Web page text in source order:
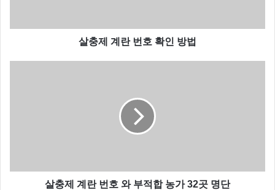
살충제 계란 번호 확인 방법
살충제 계란 번호 와 부적합 농가 32곳 명단